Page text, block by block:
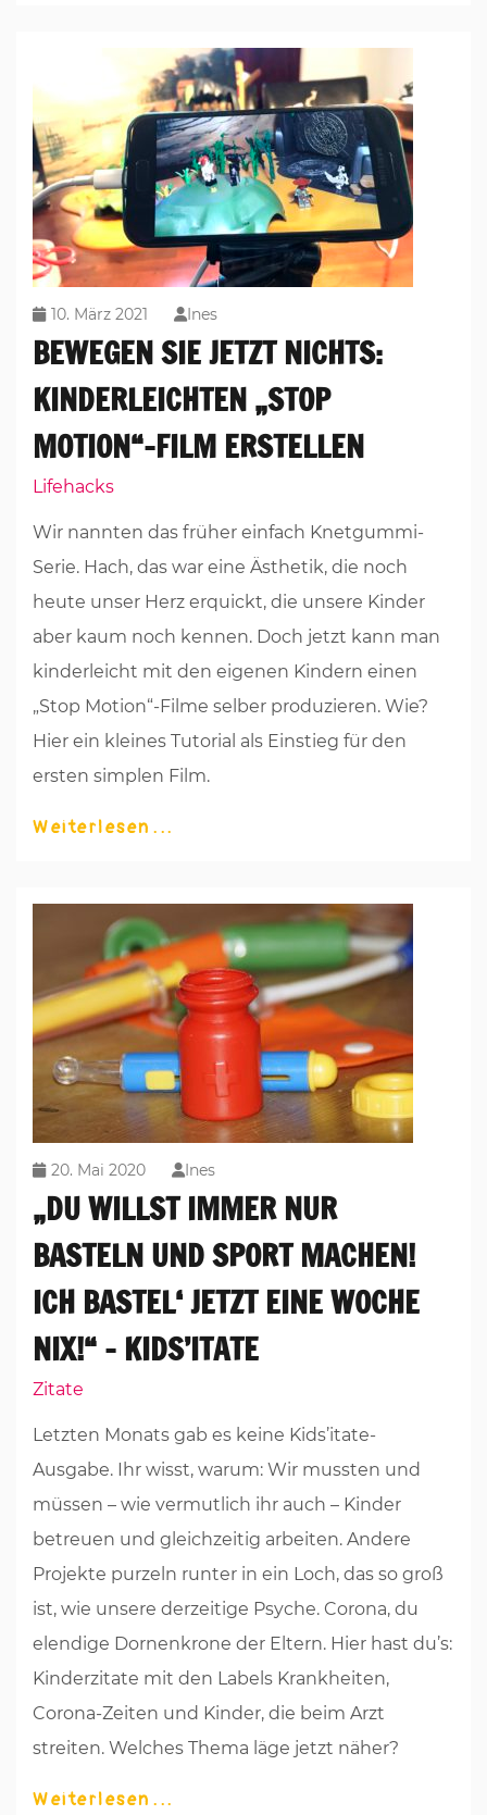
10. März 2021 Ines
BEWEGEN SIE JETZT NICHTS:
KINDERLEICHTEN „STOP
MOTION“-FILM ERSTELLEN
Lifehacks
Wir nannten das früher einfach Knetgummi-
Serie. Hach, das war eine Ästhetik, die noch
heute unser Herz erquickt, die unsere Kinder
aber kaum noch kennen. Doch jetzt kann man
kinderleicht mit den eigenen Kindern einen
„Stop Motion“-Filme selber produzieren. Wie?
Hier ein kleines Tutorial als Einstieg für den
ersten simplen Film.
Weiterlesen
20. Mai 2020 Ines
„DU WILLST IMMER NUR
BASTELN UND SPORT MACHEN!
ICH BASTEL‘ JETZT EINE WOCHE
NIX!“ – KIDS’ITATE
Zitate
Letzten Monats gab es keine Kids’itate-
Ausgabe. Ihr wisst, warum: Wir mussten und
müssen – wie vermutlich ihr auch – Kinder
betreuen und gleichzeitig arbeiten. Andere
Projekte purzeln runter in ein Loch, das so groß
ist, wie unsere derzeitige Psyche. Corona, du
elendige Dornenkrone der Eltern. Hier hast du’s:
Kinderzitate mit den Labels Krankheiten,
Corona-Zeiten und Kinder, die beim Arzt
streiten. Welches Thema läge jetzt näher?
Weiterlesen